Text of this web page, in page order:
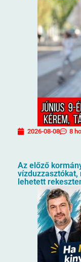
2026-08-08 8
Az előző
vízduzzasztókat,
lehetett